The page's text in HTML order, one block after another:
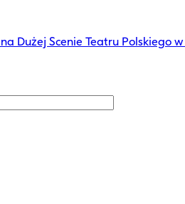
Dużej Scenie Teatru Polskiego